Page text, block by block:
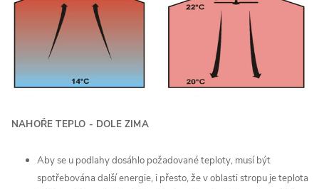
NAHOŘE TEPLO - DOLE ZIMA
Aby se u podlahy dosáhlo požadované teploty, musí být
spotřebována další energie, i přesto, že v oblasti stropu je teplota